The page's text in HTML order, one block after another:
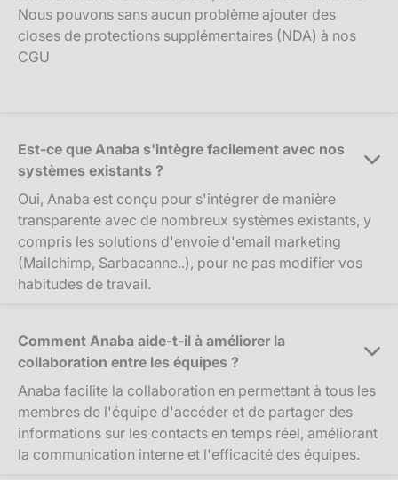
Nous pouvons sans aucun problème ajouter des
closes de protections supplémentaires (NDA) à nos
CGU
Est-ce que Anaba s'intègre facilement avec nos
systèmes existants ?
Oui, Anaba est conçu pour s'intégrer de manière
transparente avec de nombreux systèmes existants, y
compris les solutions d'envoie d'email marketing
(Mailchimp, Sarbacanne..), pour ne pas modifier vos
habitudes de travail.
Comment Anaba aide-t-il à améliorer la
collaboration entre les équipes ?
Anaba facilite la collaboration en permettant à tous les
membres de l'équipe d'accéder et de partager des
informations sur les contacts en temps réel, améliorant
la communication interne et l'efficacité des équipes.